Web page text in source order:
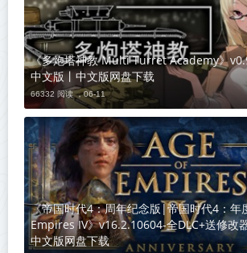
《多炮塔神教 Multi Turret Academy》
中文版丨中文版网盘下载
66332 阅读 ，06-11
《帝国时代4：周年纪念版|帝国时代4：年
Empires IV》v16.2.10604-全DLC+送修改
中文版网盘下载